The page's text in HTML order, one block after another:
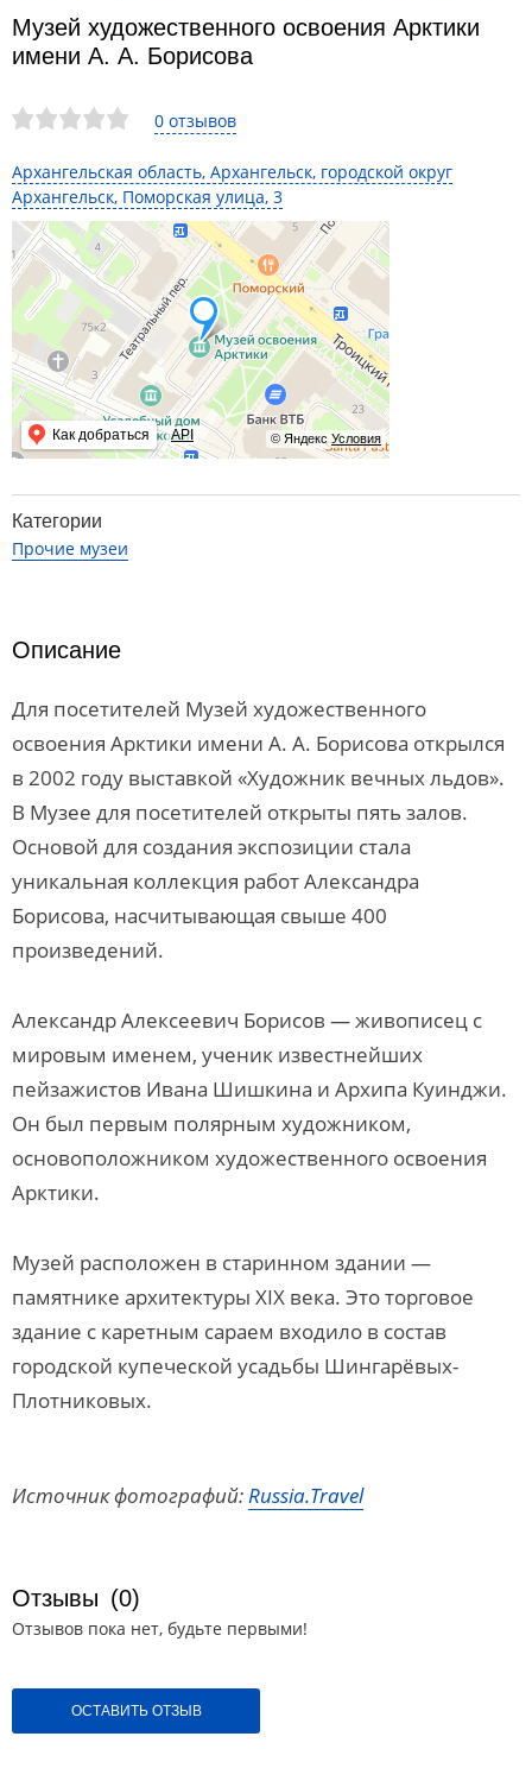
0 отзывов
Архангельская область, Архангельск, городской округ
Архангельск, Поморская улица, 3
© Яндекс Условия
Как добраться API
Музей художественного освоения Арктики
имени А. А. Борисова
Категории
Прочие музеи
Описание
Для посетителей Музей художественного
освоения Арктики имени А. А. Борисова открылся
в 2002 году выставкой «Художник вечных льдов».
В Музее для посетителей открыты пять залов.
Основой для создания экспозиции стала
уникальная коллекция работ Александра
Борисова, насчитывающая свыше 400
произведений.
Александр Алексеевич Борисов — живописец с
мировым именем, ученик известнейших
пейзажистов Ивана Шишкина и Архипа Куинджи.
Он был первым полярным художником,
основоположником художественного освоения
Арктики.
Музей расположен в старинном здании —
памятнике архитектуры XIX века. Это торговое
здание с каретным сараем входило в состав
городской купеческой усадьбы Шингарёвых-
Плотниковых.
Источник фотографий:Russia.Travel
Отзывы (0)
Отзывов пока нет, будьте первыми!
ОСТАВИТЬ ОТЗЫВ